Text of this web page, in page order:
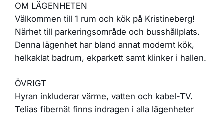
OM LÄGENHETEN
Välkommen till 1 rum och kök på Kristineberg!
Närhet till parkeringsområde och busshållplats.
Denna lägenhet har bland annat modernt kök,
helkaklat badrum, ekparkett samt klinker i hallen.
ÖVRIGT
Hyran inkluderar värme, vatten och kabel-TV.
Telias fibernät finns indragen i alla lägenheter